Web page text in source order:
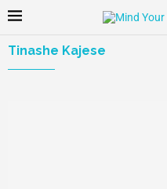
Tinashe Kajese